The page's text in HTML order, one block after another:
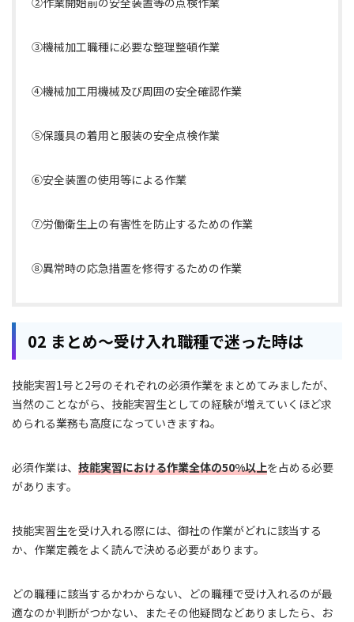
③機械加工職種に必要な整理整頓作業
④機械加工用機械及び周囲の安全確認作業
⑤保護具の着用と服装の安全点検作業
⑥安全装置の使用等による作業
⑦労働衛生上の有害性を防止するための作業
⑧異常時の応急措置を修得するための作業
02 まとめ～受け入れ職種で迷った時は
技能実習1号と2号のそれぞれの必須作業をまとめてみましたが、
当然のことながら、技能実習生としての経験が増えていくほど求
められる業務も高度になっていきますね。
必須作業は、 技能実習における作業全体の50%以上を占める必要
があります。
技能実習生を受け入れる際には、御社の作業がどれに該当する
か、作業定義をよく読んで決める必要があります。
どの職種に該当するかわからない、どの職種で受け入れるのが最
適なのか判断がつかない、またその他疑問などありましたら、お